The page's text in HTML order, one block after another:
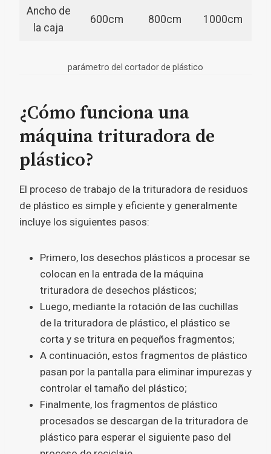
Ancho de
la caja
600cm 800cm 1000cm
parámetro del cortador de plástico
¿Cómo funciona una
máquina trituradora de
plástico?
El proceso de trabajo de la trituradora de residuos
de plástico es simple y eficiente y generalmente
incluye los siguientes pasos:
Primero, los desechos plásticos a procesar se
colocan en la entrada de la máquina
trituradora de desechos plásticos;
Luego, mediante la rotación de las cuchillas
de la trituradora de plástico, el plástico se
corta y se tritura en pequeños fragmentos;
A continuación, estos fragmentos de plástico
pasan por la pantalla para eliminar impurezas y
controlar el tamaño del plástico;
Finalmente, los fragmentos de plástico
procesados ​​se descargan de la trituradora de
plástico para esperar el siguiente paso del